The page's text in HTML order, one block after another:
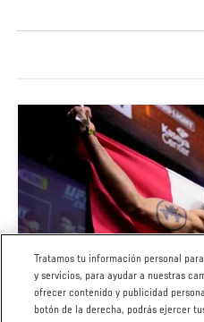
CEREMONIAL WEIGH-
Tratamos tu información personal
y servicios, para ayudar a nuestras
ofrecer contenido y publicidad
botón de la derecha, podrás ejercer